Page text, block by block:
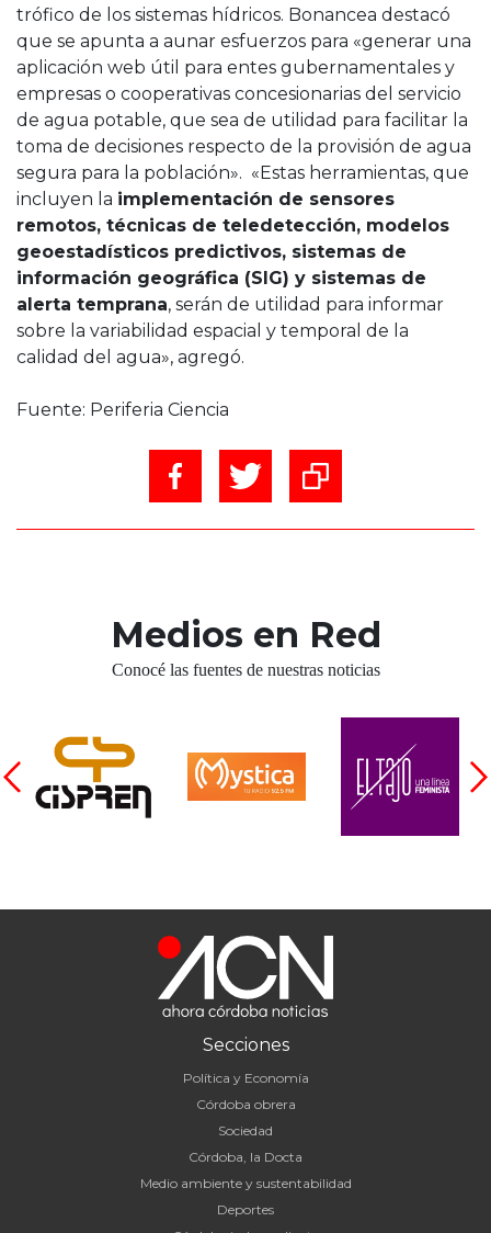
trófico de los sistemas hídricos. Bonancea destacó
que se apunta a aunar esfuerzos para «generar una
aplicación web útil para entes gubernamentales y
empresas o cooperativas concesionarias del servicio
de agua potable, que sea de utilidad para facilitar la
toma de decisiones respecto de la provisión de agua
segura para la población». «Estas herramientas, que
incluyen la implementación de sensores
remotos, técnicas de teledetección, modelos
geoestadísticos predictivos, sistemas de
información geográfica (SIG) y sistemas de
alerta temprana, serán de utilidad para informar
sobre la variabilidad espacial y temporal de la
calidad del agua», agregó.
Fuente: Periferia Ciencia
Medios en Red
Conocé las fuentes de nuestras noticias
Secciones
Política y Economía
Córdoba obrera
Sociedad
Córdoba, la Docta
Medio ambiente y sustentabilidad
Deportes